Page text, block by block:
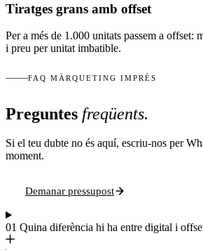
Tiratges grans amb offset
Per a més de 1.000 unitats passem a offset:
i preu per unitat imbatible.
FAQ MÀRQUETING IMPRÈS
Preguntes freqüents.
Si el teu dubte no és aquí, escriu-nos per
moment.
Demanar pressupost
01 Quina diferència hi ha entre digital i